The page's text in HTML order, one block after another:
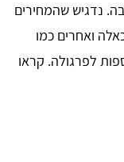
נדגיש שהמחירים
ואחרים כמו
לפרגולה. קראו